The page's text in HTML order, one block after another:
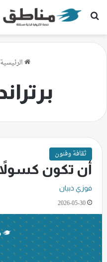
بحث عن
الرئيسية
ثقافة وفنون
أن تكون
فوزي ذبيان
2026-05-30